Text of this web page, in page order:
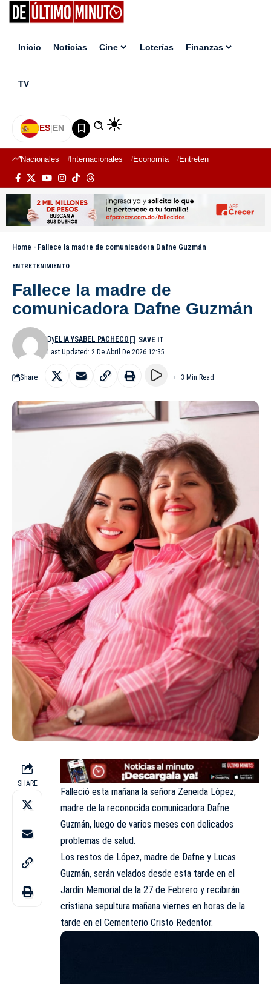
Inicio Noticias Cine Loterías Finanzas
TV
ES|EN
Nacionales Internacionales Economía Entretenimiento
Home - Fallece la madre de comunicadora Dafne Guzmán
ENTRETENIMIENTO
Fallece la madre de
comunicadora Dafne Guzmán
Last Updated: 2 De Abril De 2026 12:35
ByELIA YSABEL PACHECO
Share 3 Min Read
SHARE
Falleció esta mañana la señora Zeneida López,
madre de la reconocida comunicadora Dafne
Guzmán, luego de varios meses con delicados
problemas de salud.
Los restos de López, madre de Dafne y Lucas
Guzmán, serán velados desde esta tarde en el
Jardín Memorial de la 27 de Febrero y recibirán
cristiana sepultura mañana viernes en horas de la
tarde en el Cementerio Cristo Redentor.